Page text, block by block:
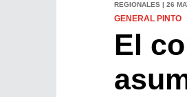
REGIONALES | 26
GENERAL PINTO
El